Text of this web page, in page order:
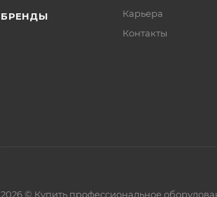
БРЕНДЫ
Карьера
Контакты
2026 © Купить профессиональное